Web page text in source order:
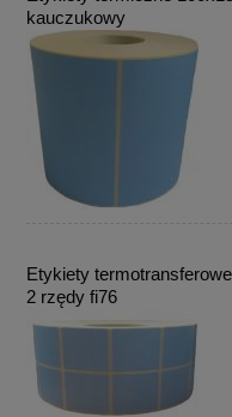
kauczukowy
Etykiety
2 rzędy fi76